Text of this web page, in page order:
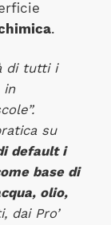
.
di tutti i
in
su
default i
base di
olio,
dai Pro’